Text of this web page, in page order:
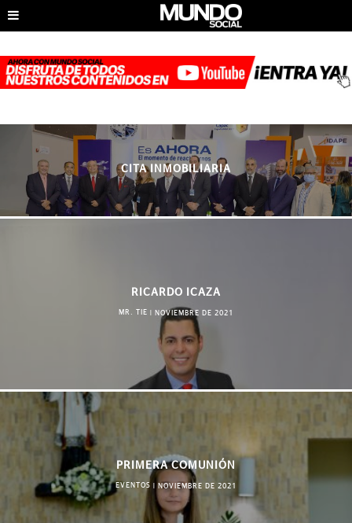
CITA INMOBILIARIA
RICARDO ICAZA
MR. TIE NOVIEMBRE DE 2021
PRIMERA COMUNIÓN
EVENTOS NOVIEMBRE DE 2021